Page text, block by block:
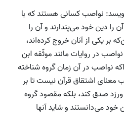
نواصب کسانی هستند که با
را دین خود می‌پندارند و آن را
بر یکی از آنان خروج کرده‌اند،
در روایات مانند موثّقه ابن
نواصب در آن زمان گروه شناخته
معنای اشتقاق قرآن نیست تا بر
صدق کند، بلکه مقصود گروه
می‌دانستند و شاید آنها